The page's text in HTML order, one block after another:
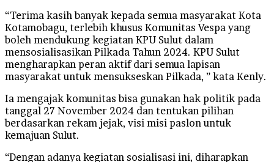
“Terima kasih banyak kepada semua masyarakat Kota
Kotamobagu, terlebih khusus Komunitas Vespa yang
boleh mendukung kegiatan KPU Sulut dalam
mensosialisasikan Pilkada Tahun 2024. KPU Sulut
mengharapkan peran aktif dari semua lapisan
masyarakat untuk mensukseskan Pilkada, ” kata Kenly.
Ia mengajak komunitas bisa gunakan hak politik pada
tanggal 27 November 2024 dan tentukan pilihan
berdasarkan rekam jejak, visi misi paslon untuk
kemajuan Sulut.
“Dengan adanya kegiatan sosialisasi ini, diharapkan